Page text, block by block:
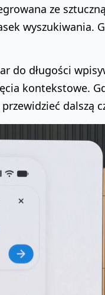
ze
wyszukiwania.
do długości
kontekstowe.
dalszą